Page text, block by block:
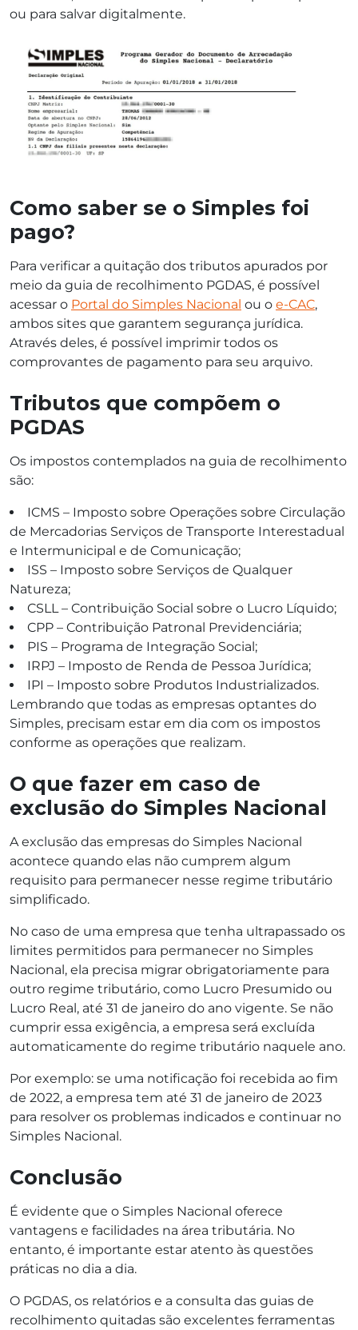
ou para salvar digitalmente.
Como saber se o Simples foi
pago?
Para verificar a quitação dos tributos apurados por
meio da guia de recolhimento PGDAS, é possível
acessar o Portal do Simples Nacional ou o e-CAC,
ambos sites que garantem segurança jurídica.
Através deles, é possível imprimir todos os
comprovantes de pagamento para seu arquivo.
Tributos que compõem o
PGDAS
Os impostos contemplados na guia de recolhimento
são:
ICMS – Imposto sobre Operações sobre Circulação
de Mercadorias Serviços de Transporte Interestadual
e Intermunicipal e de Comunicação;
ISS – Imposto sobre Serviços de Qualquer
Natureza;
CSLL – Contribuição Social sobre o Lucro Líquido;
CPP – Contribuição Patronal Previdenciária;
PIS – Programa de Integração Social;
IRPJ – Imposto de Renda de Pessoa Jurídica;
IPI – Imposto sobre Produtos Industrializados.
Lembrando que todas as empresas optantes do
Simples, precisam estar em dia com os impostos
conforme as operações que realizam.
O que fazer em caso de
exclusão do Simples Nacional
A exclusão das empresas do Simples Nacional
acontece quando elas não cumprem algum
requisito para permanecer nesse regime tributário
simplificado.
No caso de uma empresa que tenha ultrapassado os
limites permitidos para permanecer no Simples
Nacional, ela precisa migrar obrigatoriamente para
outro regime tributário, como Lucro Presumido ou
Lucro Real, até 31 de janeiro do ano vigente. Se não
cumprir essa exigência, a empresa será excluída
automaticamente do regime tributário naquele ano.
Por exemplo: se uma notificação foi recebida ao fim
de 2022, a empresa tem até 31 de janeiro de 2023
para resolver os problemas indicados e continuar no
Simples Nacional.
Conclusão
É evidente que o Simples Nacional oferece
vantagens e facilidades na área tributária. No
entanto, é importante estar atento às questões
práticas no dia a dia.
O PGDAS, os relatórios e a consulta das guias de
recolhimento quitadas são excelentes ferramentas